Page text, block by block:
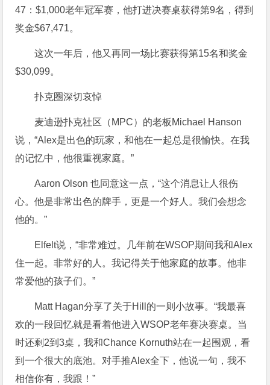
47：$1,000老年冠军赛，他打进决赛桌获得第9名，得到
奖金$67,471。
这次一年后，他又再同一场比赛获得第15名和奖金
$30,099。
扑克圈深切哀悼
麦迪逊扑克社区（MPC）的老板Michael Hanson
说，“Alex是出色的玩家，和他在一起总是很愉快。在我
的记忆中，他很重视家庭。”
Aaron Olson 也同意这一点，“这个消息让人很伤
心。他是非常出色的牌手，更是一个好人。我们会想念
他的。”
Elfelt说，“非常难过。几年前在WSOP期间我和Alex
住一起。非常好的人。我记得关于他家庭的故事。他非
常爱他的孩子们。”
Matt Hagan分享了关于Hill的一则小故事。“我最喜
欢的一段回忆就是看着他进入WSOP老年赛决赛桌。当
时还剩2到3桌，我和Chance Kornuth站在一起围观，看
到一个很大的底池。对手推Alex全下，他说一句，我不
相信你有，我跟！”